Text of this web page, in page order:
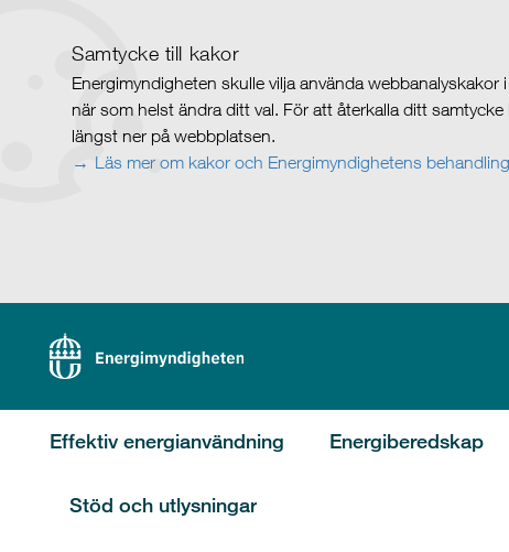
Samtycke till kakor
Energimyndigheten skulle vilja använda
när som helst ändra ditt val. För att återkalla ditt
längst ner på webbplatsen.
Läs mer om kakor och Energimyndighetens
Effektiv energianvändning Energiberedskap
Stöd och utlysningar